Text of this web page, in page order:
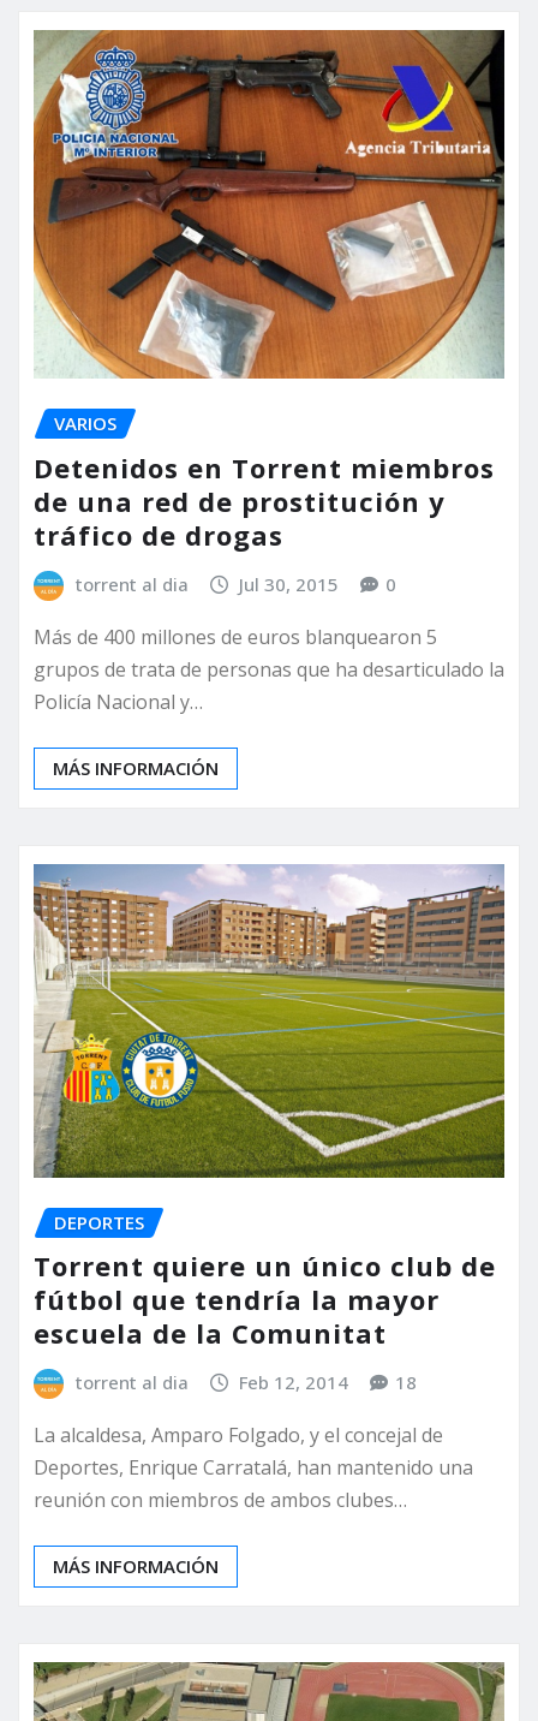
VARIOS
Detenidos en Torrent miembros
de una red de prostitución y
tráfico de drogas
torrent al dia Jul 30, 2015 0
Más de 400 millones de euros blanquearon 5
grupos de trata de personas que ha desarticulado la
Policía Nacional y…
MÁS INFORMACIÓN
DEPORTES
Torrent quiere un único club de
fútbol que tendría la mayor
escuela de la Comunitat
torrent al dia Feb 12, 2014 18
La alcaldesa, Amparo Folgado, y el concejal de
Deportes, Enrique Carratalá, han mantenido una
reunión con miembros de ambos clubes…
MÁS INFORMACIÓN